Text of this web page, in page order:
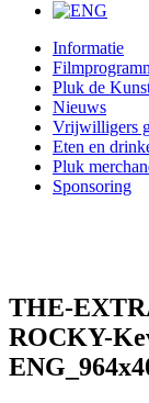
Primaire
Sidebar
Informatie
Pluk de
Nieuws
Vrijwilligers
Eten en
Pluk
Sponsoring
THE-
ROCKY-